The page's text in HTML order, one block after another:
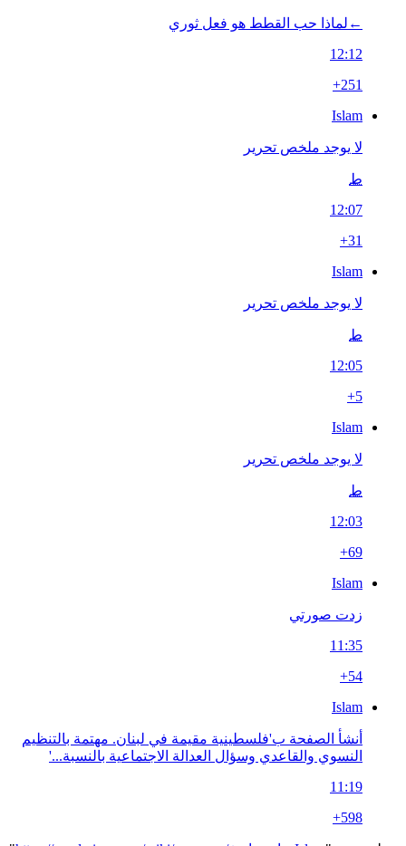
←‏لماذا حب القطط هو فعل ثوري
12:12
+251
Islam
لا يوجد ملخص تحرير
ط
12:07
+31
Islam
لا يوجد ملخص تحرير
ط
12:05
+5
Islam
لا يوجد ملخص تحرير
ط
12:03
+69
Islam
زدت صورتي
11:35
+54
Islam
أنشأ الصفحة ب'فلسطينية مقيمة في لبنان. مهتمة بالتنظيم
النسوي والقاعدي وسؤال العدالة الاجتماعية بالنسبة...'
11:19
+598